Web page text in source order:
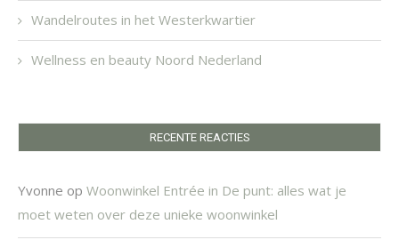
Wandelroutes in het Westerkwartier
Wellness en beauty Noord Nederland
RECENTE REACTIES
Yvonne op Woonwinkel Entrée in De punt: alles wat je
moet weten over deze unieke woonwinkel